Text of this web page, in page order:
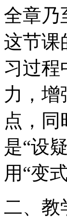
全章乃
这节课
习过程
力，增
点，
是“设
用“变
二、教